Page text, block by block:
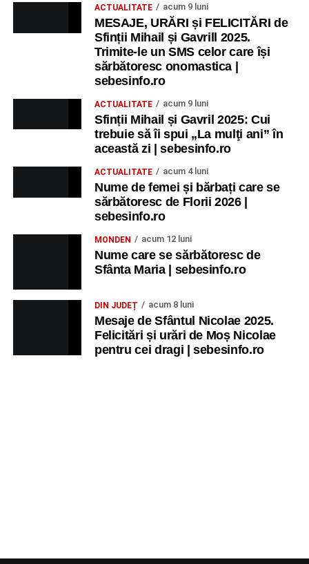
Evaluare Națională și Bacalaureat.
– Parcul Tineretului: Spectacol pentru copii și
Alexandra Pamfilie și Școala de muzică„DoReMi”
Ancuța Stănuș și grupul de folclor;
Trupa de Dansuri Săsești.
Ora 20.30– Parcul Tineretului: proiecția filmului pentru
„Străjerii Deltei”(România, 2021), film de familie și
JOI, 27 AUGUST 2026
Grădina Muzeului Municipal „Ioan
Raica” Sebeș
Sărbătoarea Seniorilor
– festivitatea de
Participă:
ACTUALITATE acum 9 luni
MESAJE, URĂRI și FELICITĂRI de
Sfinții Mihail și Gavrill 2025.
Trimite-le un SMS celor care își
sărbătoresc onomastica |
sebesinfo.ro
ACTUALITATE acum 9 luni
Sfinții Mihail și Gavril 2025: Cui
trebuie să îi spui „La mulţi ani” în
această zi | sebesinfo.ro
ACTUALITATE acum 4 luni
Nume de femei și bărbați care se
sărbătoresc de Florii 2026 |
sebesinfo.ro
MONDEN acum 12 luni
Nume care se sărbătoresc de
Sfânta Maria | sebesinfo.ro
DIN JUDEȚ acum 8 luni
Mesaje de Sfântul Nicolae 2025.
Felicitări și urări de Moș Nicolae
pentru cei dragi | sebesinfo.ro